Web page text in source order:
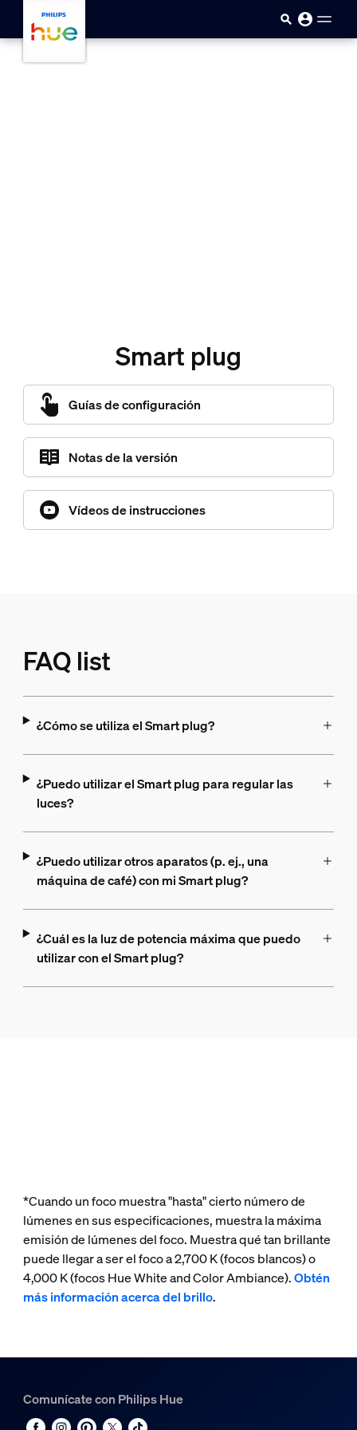
Smart plug
Guías de configuración
Notas de la versión
Vídeos de instrucciones
FAQ list
¿Cómo se utiliza el Smart plug?
¿Puedo utilizar el Smart plug para regular las
luces?
¿Puedo utilizar otros aparatos (p. ej., una
máquina de café) con mi Smart plug?
¿Cuál es la luz de potencia máxima que puedo
utilizar con el Smart plug?
*Cuando un foco muestra "hasta" cierto número de
lúmenes en sus especificaciones, muestra la máxima
emisión de lúmenes del foco. Muestra qué tan brillante
puede llegar a ser el foco a 2,700 K (focos blancos) o
4,000 K (focos Hue White and Color Ambiance).Obtén
más información acerca del brillo.
Comunícate con Philips Hue